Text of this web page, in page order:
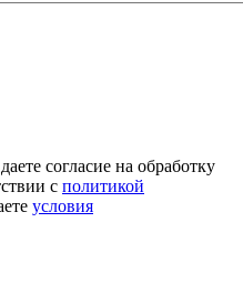
согласие на обработку
с политикой
условия